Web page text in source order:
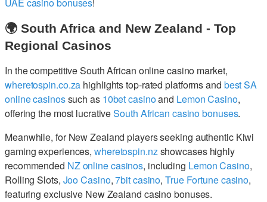
UAE casino bonuses!
🌍 South Africa and New Zealand - Top
Regional Casinos
In the competitive South African online casino market,
wheretospin.co.za highlights top-rated platforms and best SA
online casinossuch as 10bet casinoand Lemon Casino,
offering the most lucrativeSouth African casino bonuses.
Meanwhile, for New Zealand players seeking authentic Kiwi
gaming experiences, wheretospin.nzshowcases highly
recommended NZ online casinos, including Lemon Casino,
Rolling Slots, Joo Casino,7bit casino,True Fortune casino,
featuring exclusive New Zealand casino bonuses.